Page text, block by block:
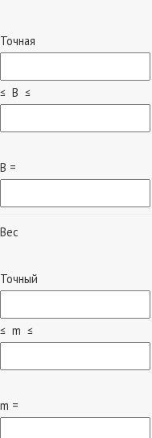
Точная
≤ B ≤
B =
Вес
Точный
≤ m ≤
m =